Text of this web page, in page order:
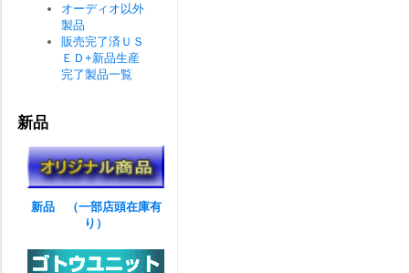
オーディオ以外
製品
販売完了済ＵＳ
ＥＤ+新品生産
完了製品一覧
新品
新品 （一部店頭在庫有
り）